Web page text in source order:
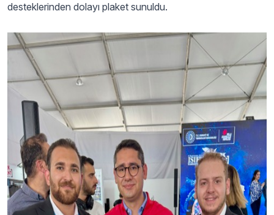
desteklerinden dolayı plaket sunuldu.